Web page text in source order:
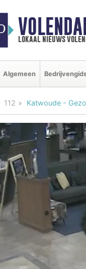
lokaal nieuws
Algemeen
112 Katwoude -